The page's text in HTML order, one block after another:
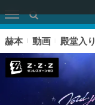
赫本 動画 殿堂入